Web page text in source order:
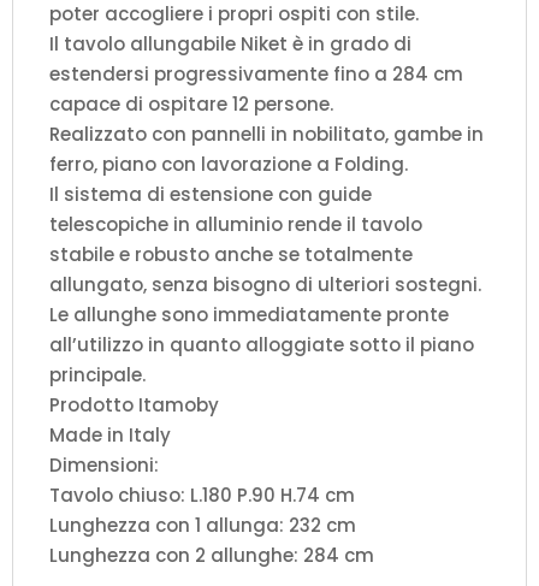
poter accogliere i propri ospiti con stile.
Il tavolo allungabile Niket è in grado di
estendersi progressivamente fino a 284 cm
capace di ospitare 12 persone.
Realizzato con pannelli in nobilitato, gambe in
ferro, piano con lavorazione a Folding.
Il sistema di estensione con guide
telescopiche in alluminio rende il tavolo
stabile e robusto anche se totalmente
allungato, senza bisogno di ulteriori sostegni.
Le allunghe sono immediatamente pronte
all’utilizzo in quanto alloggiate sotto il piano
principale.
Prodotto Itamoby
Made in Italy
Dimensioni:
Tavolo chiuso: L.180 P.90 H.74 cm
Lunghezza con 1 allunga: 232 cm
Lunghezza con 2 allunghe: 284 cm